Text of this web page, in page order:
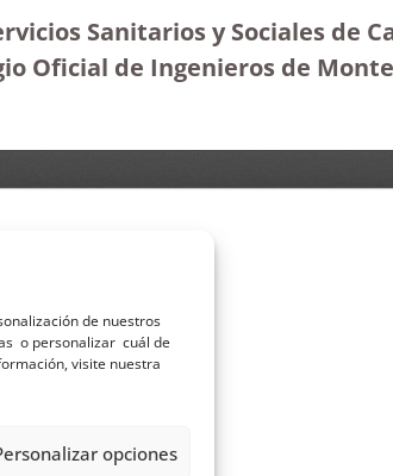
de nuestros
o personalizar cuál de
visite nuestra
opciones
Sanitarios y Sociales de
Oficial de Ingenieros de